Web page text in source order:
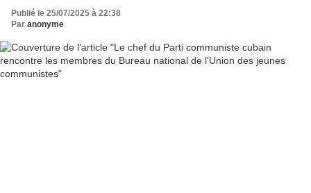
Publié le 25/07/2025 à 22:38
Par anonyme